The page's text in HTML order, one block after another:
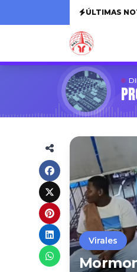
ÚLTIMAS
Virales